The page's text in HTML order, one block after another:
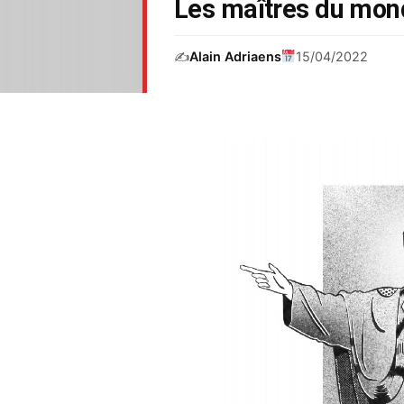
Les maîtres du
✍️Alain Adriaens 15/04/2022